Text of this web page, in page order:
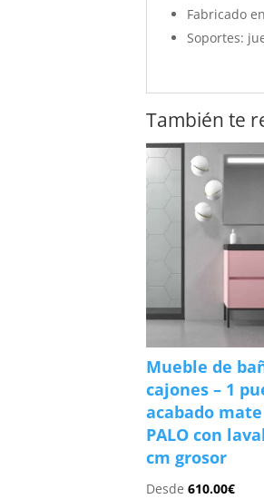
Fabricado
Soportes:
También te
Mueble de
cajones – 1
acabado mate
PALO con
cm grosor
Desde610.00€